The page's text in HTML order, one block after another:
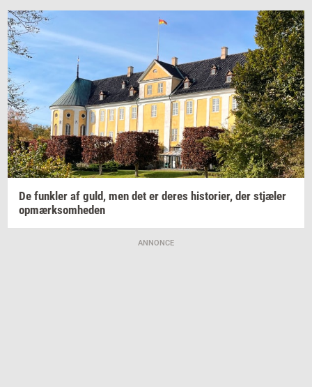
De funk­ler af guld, men det er deres hi­sto­ri­er, der stjæ­ler
op­mærk­som­he­den
ANNONCE